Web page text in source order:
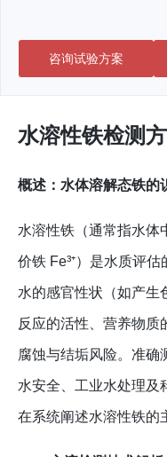
咨询试验方案
水溶性铁检测
概述：水体溶解态铁的
水溶性铁（通常指水体
价铁 Fe³⁺）是水质评
水的感官性状（如产生
反应的活性、营养物质
腐蚀与结垢风险。准确
水安全、工业水处理及
在系统阐述水溶性铁的